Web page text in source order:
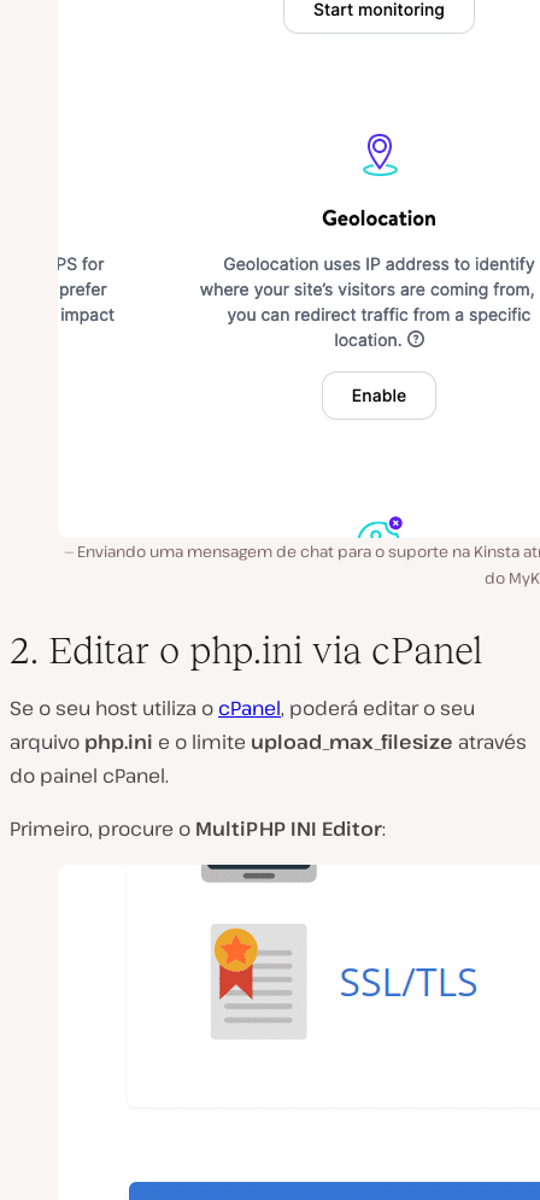
Enviando uma mensagem de chat para o suporte na Kinsta
do
2. Editar o php.ini via cPanel
Se o seu host utiliza o cPanel, poderá editar o seu
arquivo php.ini e o limite upload_max_filesize através
do painel cPanel.
Primeiro, procure o MultiPHP INI Editor: